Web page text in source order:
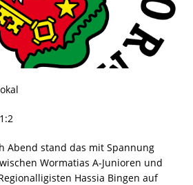
Abend stand das mit Spannung
Wormatias A-Junioren und
Hassia Bingen auf